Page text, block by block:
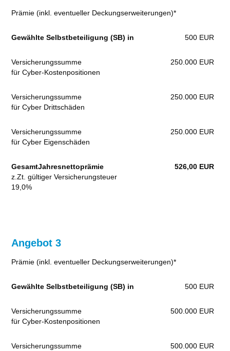
Prämie (inkl. eventueller Deckungserweiterungen)*
Gewählte Selbstbeteiligung (SB) in 500 EUR
Versicherungssumme
für Cyber-Kostenpositionen
250.000 EUR
Versicherungssumme
für Cyber Drittschäden
250.000 EUR
Versicherungssumme
für Cyber Eigenschäden
250.000 EUR
GesamtJahresnettoprämie
z.Zt. gültiger Versicherungsteuer
19,0%
526,00 EUR
Angebot 3
Prämie (inkl. eventueller Deckungserweiterungen)*
Gewählte Selbstbeteiligung (SB) in 500 EUR
Versicherungssumme
für Cyber-Kostenpositionen
500.000 EUR
Versicherungssumme
500.000 EUR